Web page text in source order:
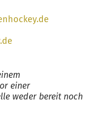
e
einer
weder bereit noch